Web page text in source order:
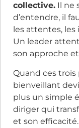
collective. Il ne
d’entendre, il
les attentes, les
Un leader
son approche
Quand ces trois
bienveillant
plus un simple
diriger qui
et son efficacité.